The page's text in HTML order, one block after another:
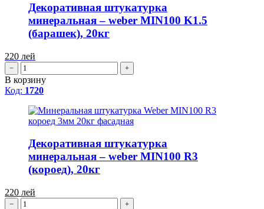
Декоративная штукатурка
минеральная – weber MIN100 K1.5
(барашек), 20кг
220 лей
− +
В корзину
Код: 1720
Декоративная штукатурка
минеральная – weber MIN100 R3
(короед), 20кг
220 лей
− +